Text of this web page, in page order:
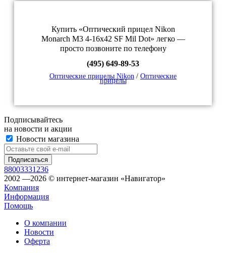
Купить «Оптический прицел Nikon
Monarch M3 4-16x42 SF Mil Dot» легко —
просто позвоните по телефону
(495) 649-89-53
Оптические прицелы Nikon / Оптические
прицелы
Подписывайтесь
на новости и акции
Новости магазина
88003331236
2002 —2026 © интернет-магазин «Навигатор»
Компания
Информация
Помощь
О компании
Новости
Оферта